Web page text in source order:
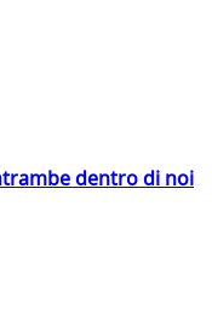
dentro di noi